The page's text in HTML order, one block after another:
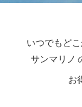
いつでもど
サンマリノ
お